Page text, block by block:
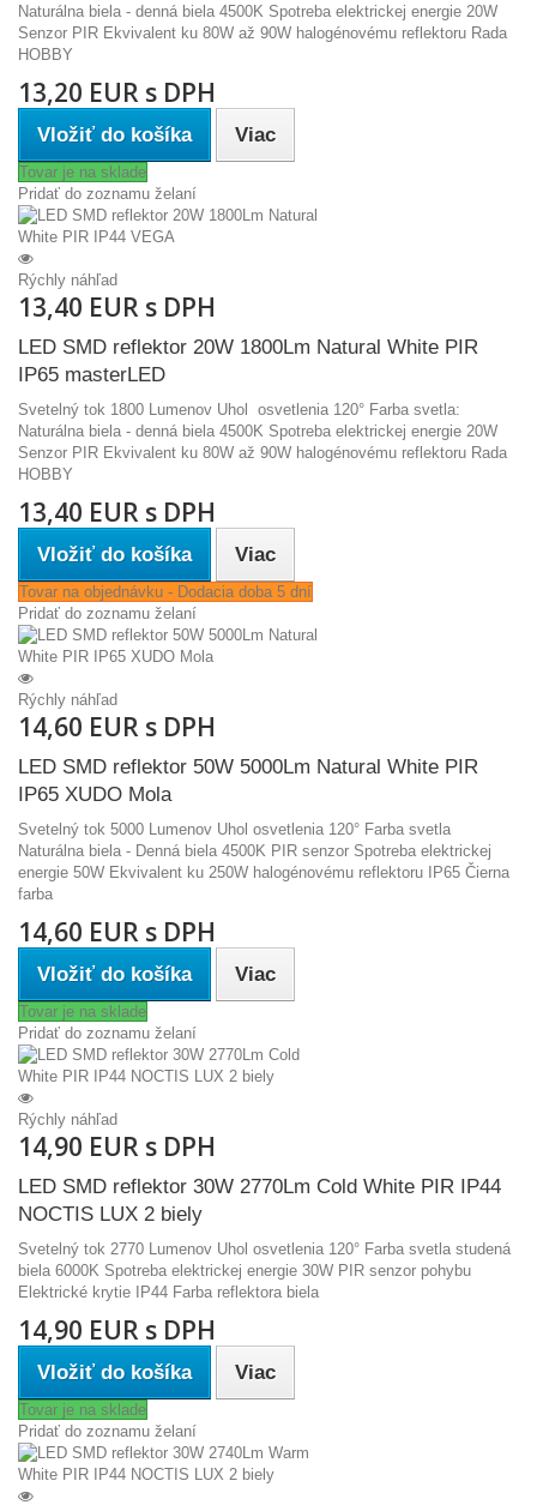
Naturálna biela - denná biela 4500K Spotreba elektrickej energie 20W
Senzor PIR Ekvivalent ku 80W až 90W halogénovému reflektoru Rada
HOBBY
13,20 EUR s DPH
Vložiť do košíka Viac
Tovar je na sklade
Pridať do zoznamu želaní
Rýchly náhľad
13,40 EUR s DPH
LED SMD reflektor 20W 1800Lm Natural White PIR
IP65 masterLED
Svetelný tok 1800 Lumenov Uhol osvetlenia 120° Farba svetla:
Naturálna biela - denná biela 4500K Spotreba elektrickej energie 20W
Senzor PIR Ekvivalent ku 80W až 90W halogénovému reflektoru Rada
HOBBY
13,40 EUR s DPH
Vložiť do košíka Viac
Tovar na objednávku - Dodacia doba 5 dní
Pridať do zoznamu želaní
Rýchly náhľad
14,60 EUR s DPH
LED SMD reflektor 50W 5000Lm Natural White PIR
IP65 XUDO Mola
Svetelný tok 5000 Lumenov Uhol osvetlenia 120° Farba svetla
Naturálna biela - Denná biela 4500K PIR senzor Spotreba elektrickej
energie 50W Ekvivalent ku 250W halogénovému reflektoru IP65 Čierna
farba
14,60 EUR s DPH
Vložiť do košíka Viac
Tovar je na sklade
Pridať do zoznamu želaní
Rýchly náhľad
14,90 EUR s DPH
LED SMD reflektor 30W 2770Lm Cold White PIR IP44
NOCTIS LUX 2 biely
Svetelný tok 2770 Lumenov Uhol osvetlenia 120° Farba svetla studená
biela 6000K Spotreba elektrickej energie 30W PIR senzor pohybu
Elektrické krytie IP44 Farba reflektora biela
14,90 EUR s DPH
Vložiť do košíka Viac
Tovar je na sklade
Pridať do zoznamu želaní